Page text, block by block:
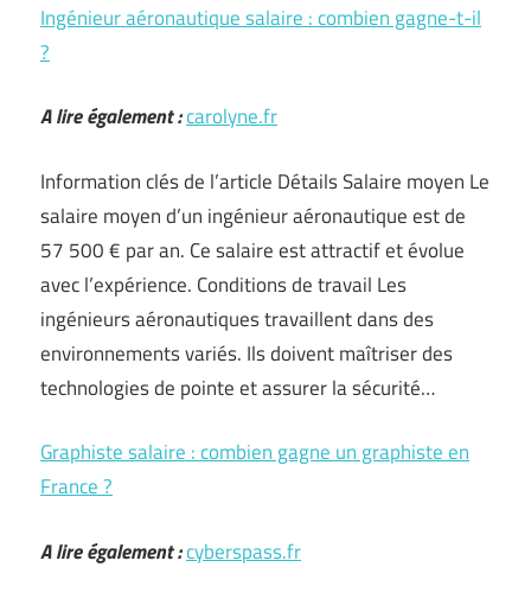
Ingénieur aéronautique salaire : combien gagne-t-il
?
A lire également :carolyne.fr
Information clés de l’article Détails Salaire moyen Le
salaire moyen d’un ingénieur aéronautique est de
57 500 € par an. Ce salaire est attractif et évolue
avec l’expérience. Conditions de travail Les
ingénieurs aéronautiques travaillent dans des
environnements variés. Ils doivent maîtriser des
technologies de pointe et assurer la sécurité…
Graphiste salaire : combien gagne un graphiste en
France ?
A lire également :cyberspass.fr